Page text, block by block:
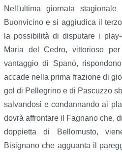
Nell'ultima giornata
Buonvicino e si aggiudica il
la possibilità di disputare i
Maria del Cedro, vittorioso
vantaggio di Spanò,
accade nella prima frazione di
gol di Pellegrino e di Pascuzzo
salvandosi e condannando ai
dovrà affrontare il Fagnano che,
doppietta di Bellomusto,
Bisignano che agguanta il